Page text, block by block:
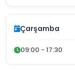
Çarşamba
09:00 - 17:30